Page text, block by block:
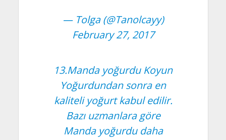
— Tolga (@Tanolcayy)
February 27, 2017
13.Manda yoğurdu Koyun
Yoğurdundan sonra en
kaliteli yoğurt kabul edilir.
Bazı uzmanlara göre
Manda yoğurdu daha